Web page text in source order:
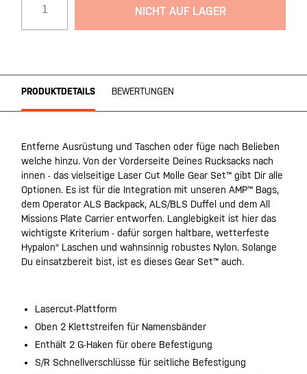
NICHT AUF LAGER
PRODUKTDETAILS BEWERTUNGEN
Entferne Ausrüstung und Taschen oder füge nach Belieben
welche hinzu. Von der Vorderseite Deines Rucksacks nach
innen - das vielseitige Laser Cut Molle Gear Set™ gibt Dir alle
Optionen. Es ist für die Integration mit unseren AMP™ Bags,
dem Operator ALS Backpack, ALS/BLS Duffel und dem All
Missions Plate Carrier entworfen. Langlebigkeit ist hier das
wichtigste Kriterium - dafür sorgen haltbare, wetterfeste
Hypalon® Laschen und wahnsinnig robustes Nylon. Solange
Du einsatzbereit bist, ist es dieses Gear Set™ auch.
Lasercut-Plattform
Oben 2 Klettstreifen für Namensbänder
Enthält 2 G-Haken für obere Befestigung
S/R Schnellverschlüsse für seitliche Befestigung